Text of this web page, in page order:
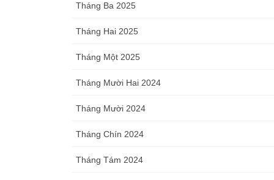
Tháng Ba 2025
Tháng Hai 2025
Tháng Một 2025
Tháng Mười Hai 2024
Tháng Mười 2024
Tháng Chín 2024
Tháng Tám 2024